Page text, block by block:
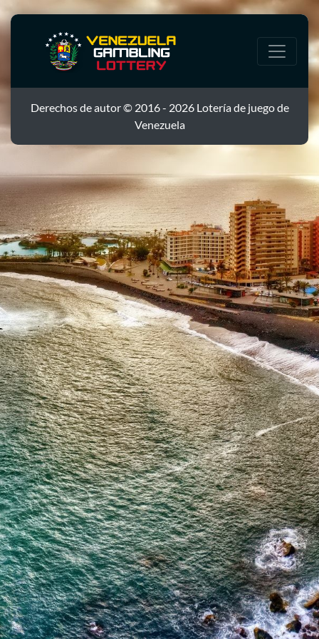
Derechos de autor © 2016 - 2026 Lotería de juego de
Venezuela